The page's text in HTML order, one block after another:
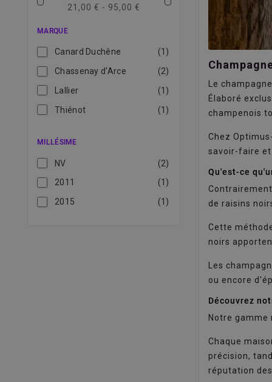
21,00 € - 95,00 €
MARQUE
Canard Duchêne
(1)
Chassenay d'Arce
(2)
Lallier
(1)
Thiénot
(1)
MILLÉSIME
NV
(2)
2011
(1)
2015
(1)
Le
Élaboré
champenois
Chez
savoir-faire et
Qu'est-ce
de raisins
Cette
noirs
Les
ou encore
Découvrez
Notre gamme
Chaque
précision,
réputation